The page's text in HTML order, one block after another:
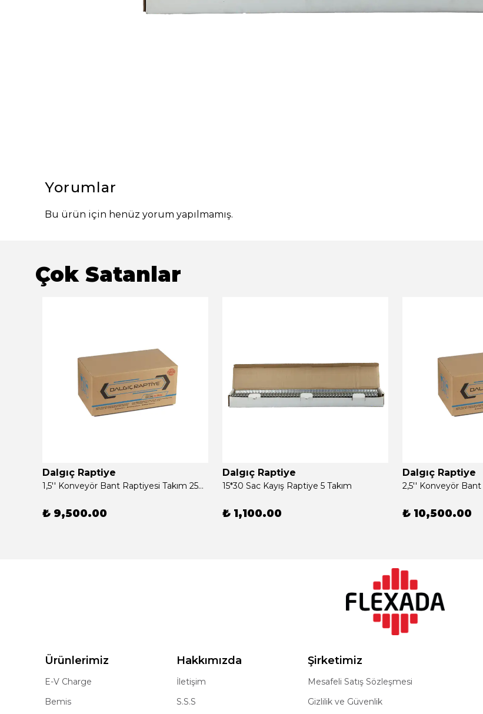
Yorumlar
Bu ürün için henüz yorum yapılmamış.
Çok Satanlar
Dalgıç Raptiye
1,5'' Konveyör Bant Raptiyesi Takım 250 Adet
₺ 9,500.00
Dalgıç Raptiye
15*30 Sac Kayış Raptiye 5 Takım
₺ 1,100.00
Dalgıç Raptiye
₺ 10,500.00
Ürünlerimiz
E-V Charge
Bemis
Hakkımızda
İletişim
S.S.S
Şirketimiz
Mesafeli Satış Sözleşmesi
Gizlilik ve Güvenlik